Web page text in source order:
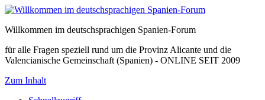
Willkommen im deutschsprachigen Spanien-Forum
für alle Fragen speziell rund um die Provinz Alicante und die
Valencianische Gemeinschaft (Spanien) - ONLINE SEIT 2009
Zum Inhalt